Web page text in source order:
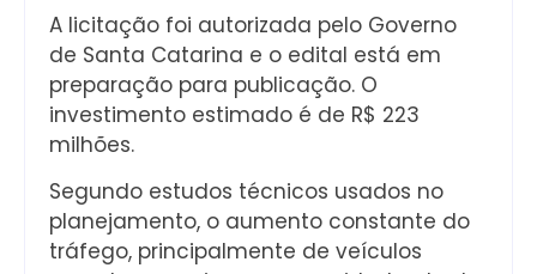
A licitação foi autorizada pelo Governo
de Santa Catarina e o edital está em
preparação para publicação. O
investimento estimado é de R$ 223
milhões.
Segundo estudos técnicos usados no
planejamento, o aumento constante do
tráfego, principalmente de veículos